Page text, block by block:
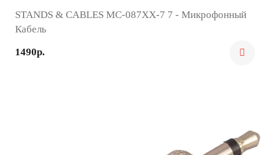
STANDS & CABLES MC-087XX-7 7 - Микрофонный
Кабель
1490р.